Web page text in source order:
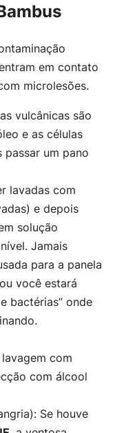
em contato
microlesões.
vulcânicas são
e as células
passar um pano
lavadas com
e depois
solução
Jamais
para a panela
você estará
bactérias” onde
com
com álcool
Se houve